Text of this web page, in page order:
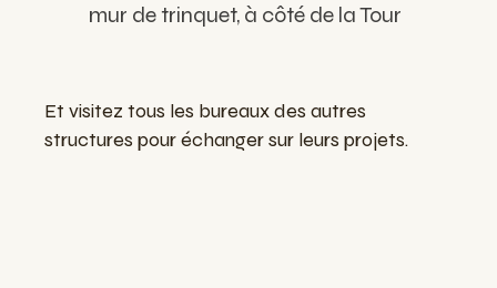
mur de trinquet, à côté de la Tour
Et visitez tous les bureaux des autres
structures pour échanger sur leurs projets.